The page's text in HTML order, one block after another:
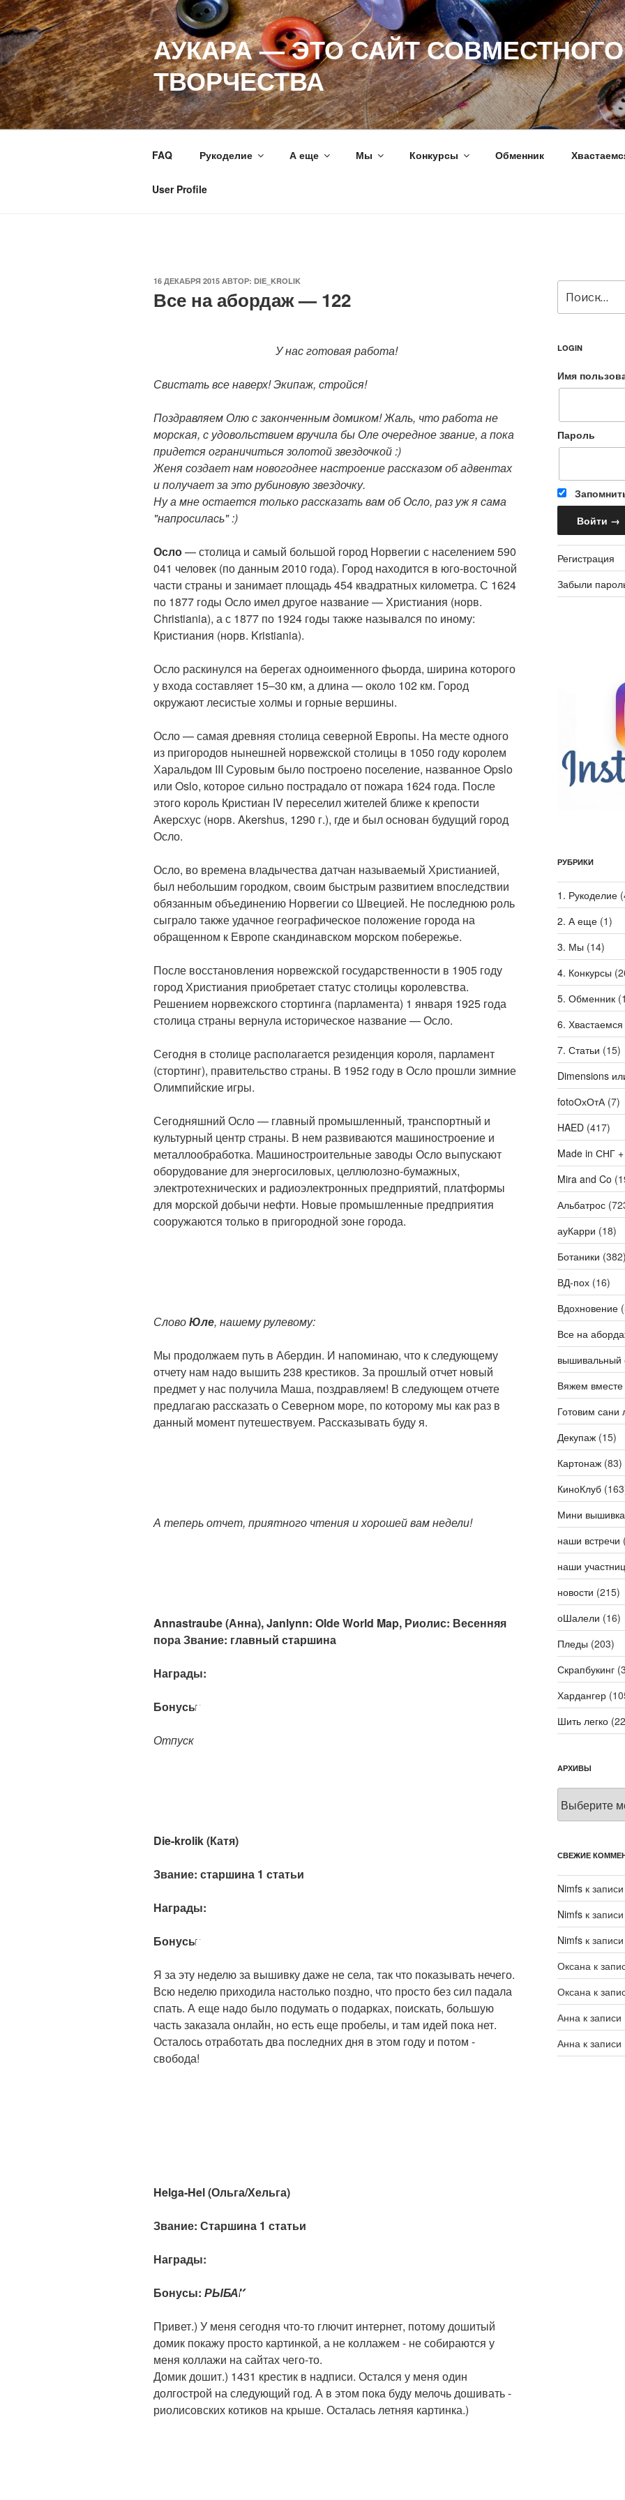
Перейти
к
содержимому
АУКАРА — ЭТО САЙТ СОВМЕСТНОГО
ТВОРЧЕСТВА
FAQ Рукоделие А еще Мы Конкурсы Обменник
User Profile
ОПУБЛИКОВАНО
16 ДЕКАБРЯ 2015 АВТОР: DIE_KROLIK
Все на абордаж — 122
У нас готовая работа!
Свистать все наверх! Экипаж, стройся!
Поздравляем Олю с законченным домиком! Жаль, что работа не
морская, с удовольствием вручила бы Оле очередное звание, а пока
придется ограничиться золотой звездочкой :)
Женя создает нам новогоднее настроение рассказом об адвентах
и получает за это рубиновую звездочку.
Ну а мне остается только рассказать вам об Осло, раз уж я сама
"напросилась" :)
Осло— столица и самый большой город Норвегии с населением 590
041 человек (по данным 2010 года). Город находится в юго-восточной
части страны и занимает площадь 454 квадратных километра. С 1624
по 1877 годы Осло имел другое название — Христиания (норв.
Christiania), а с 1877 по 1924 годы также назывался по иному:
Кристиания (норв. Kristiania).
Осло раскинулся на берегах одноименного фьорда, ширина которого
у входа составляет 15–30 км, а длина — около 102 км. Город
окружают лесистые холмы и горные вершины.
Осло — самая древняя столица северной Европы. На месте одного
из пригородов нынешней норвежской столицы в 1050 году королем
Харальдом III Суровым было построено поселение, названное Opslo
или Oslo, которое сильно пострадало от пожара 1624 года. После
этого король Кристиан IV переселил жителей ближе к крепости
Акерсхус (норв. Akershus, 1290 г.), где и был основан будущий город
Осло.
Осло, во времена владычества датчан называемый Христианией,
был небольшим городком, своим быстрым развитием впоследствии
обязанным объединению Норвегии со Швецией. Не последнюю роль
сыграло также удачное географическое положение города на
обращенном к Европе скандинавском морском побережье.
После восстановления норвежской государственности в 1905 году
город Христиания приобретает статус столицы королевства.
Решением норвежского стортинга (парламента) 1 января 1925 года
столица страны вернула историческое название — Осло.
Сегодня в столице располагается резиденция короля, парламент
(стортинг), правительство страны. В 1952 году в Осло прошли зимние
Олимпийские игры.
Сегодняшний Осло — главный промышленный, транспортный и
культурный центр страны. В нем развиваются машиностроение и
металлообработка. Машиностроительные заводы Осло выпускают
оборудование для энергосиловых, целлюлозно-бумажных,
электротехнических и радиоэлектронных предприятий, платформы
для морской добычи нефти. Новые промышленные предприятия
сооружаются только в пригородной зоне города.
СловоЮле, нашему рулевому:
Мы продолжаем путь в Абердин. И напоминаю, что к следующему
отчету нам надо вышить 238 крестиков. За прошлый отчет новый
предмет у нас получила Маша, поздравляем! В следующем отчете
предлагаю рассказать о Северном море, по которому мы как раз в
данный момент путешествуем. Рассказывать буду я.
А теперь отчет, приятного чтения и хорошей вам недели!
Annastraube (Анна), Janlynn: Olde World Map, Риолис: Весенняя
пораЗвание: главный старшина
Награды:
Бонусы:
Отпуск
Die-krolik (Катя)
Звание: старшина 1 статьи
Награды:
Бонусы:
Я за эту неделю за вышивку даже не села, так что показывать нечего.
Всю неделю приходила настолько поздно, что просто без сил падала
спать. А еще надо было подумать о подарках, поискать, большую
часть заказала онлайн, но есть еще пробелы, и там идей пока нет.
Осталось отработать два последних дня в этом году и потом -
свобода!
Helga-Hel (Ольга/Хельга)
Звание: Старшина 1 статьи
Награды:
Бонусы: РЫБАК
Привет.) У меня сегодня что-то глючит интернет, потому дошитый
домик покажу просто картинкой, а не коллажем - не собираются у
меня коллажи на сайтах чего-то.
Домик дошит.) 1431 крестик в надписи. Остался у меня один
долгострой на следующий год. А в этом пока буду мелочь дошивать -
риолисовских котиков на крыше. Осталась летняя картинка.)
LOGIN
Имя
Пароль
Регистрация
Забыли
РУБРИКИ
1. Рукоделие
2. А еще(1)
3. Мы (14)
4. Конкурсы
5. Обменник
6. Хвастаемся
7. Статьи (15)
Dimensions
fotoОхОтА(7)
HAED(417)
Made in СНГ
Mira and Co
Альбатрос
ауКарри (18)
Ботаники
ВД-пох(16)
Вдохновение
Все на
вышивальный
Вяжем вместе
Готовим сани
Декупаж(15)
Картонаж(83)
КиноКлуб
Мини вышивка
наши встречи
наши
новости (215)
оШалели (16)
Пледы (203)
Скрапбукинг
Хардангер
Шить легко
АРХИВЫ
СВЕЖИЕ
Nimfsк
Nimfsк
Nimfsк
Оксанак
Оксанак
Аннак записи
Аннак записи